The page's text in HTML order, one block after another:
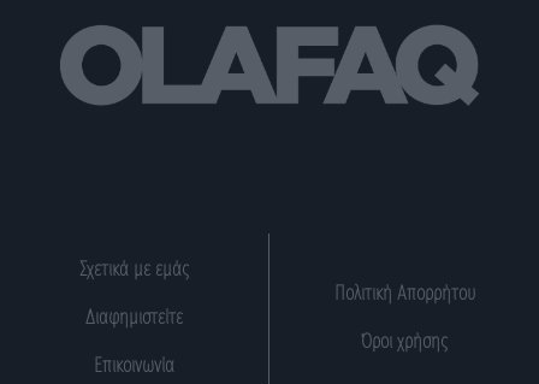
Σχετικά με εμάς
Διαφημιστείτε
Επικοινωνία
Πολιτική Απορρήτου
Όροι χρήσης